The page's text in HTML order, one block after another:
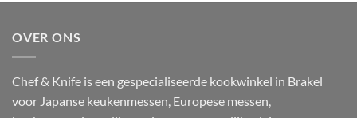
OVER ONS
Chef & Knife is een gespecialiseerde kookwinkel in Brakel
voor Japanse keukenmessen, Europese messen,